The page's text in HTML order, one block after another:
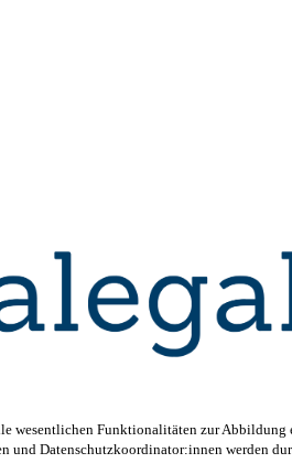
wesentlichen Funktionalitäten zur
und Datenschutzkoordinator:innen werden